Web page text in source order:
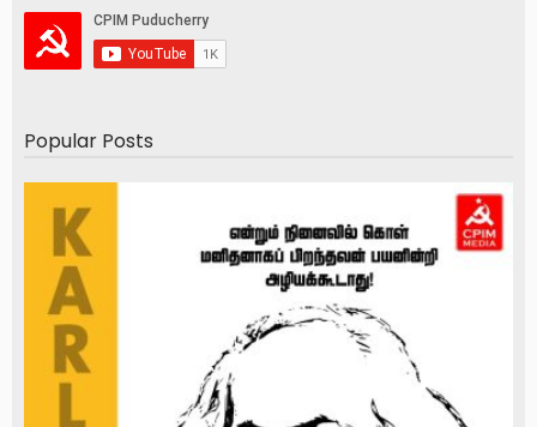
Popular Posts